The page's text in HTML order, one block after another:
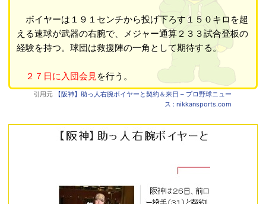
ボイヤーは１９１センチから投げ下ろす１５０キロを超
える速球が武器の右腕で、メジャー通算２３３試合登板の
経験を持つ。球団は救援陣の一角として期待する。
２７日に入団会見を行う。
引用元
【阪神】助っ人右腕ボイヤーと契約＆来日 – プロ野球ニュー
ス : nikkansports.com